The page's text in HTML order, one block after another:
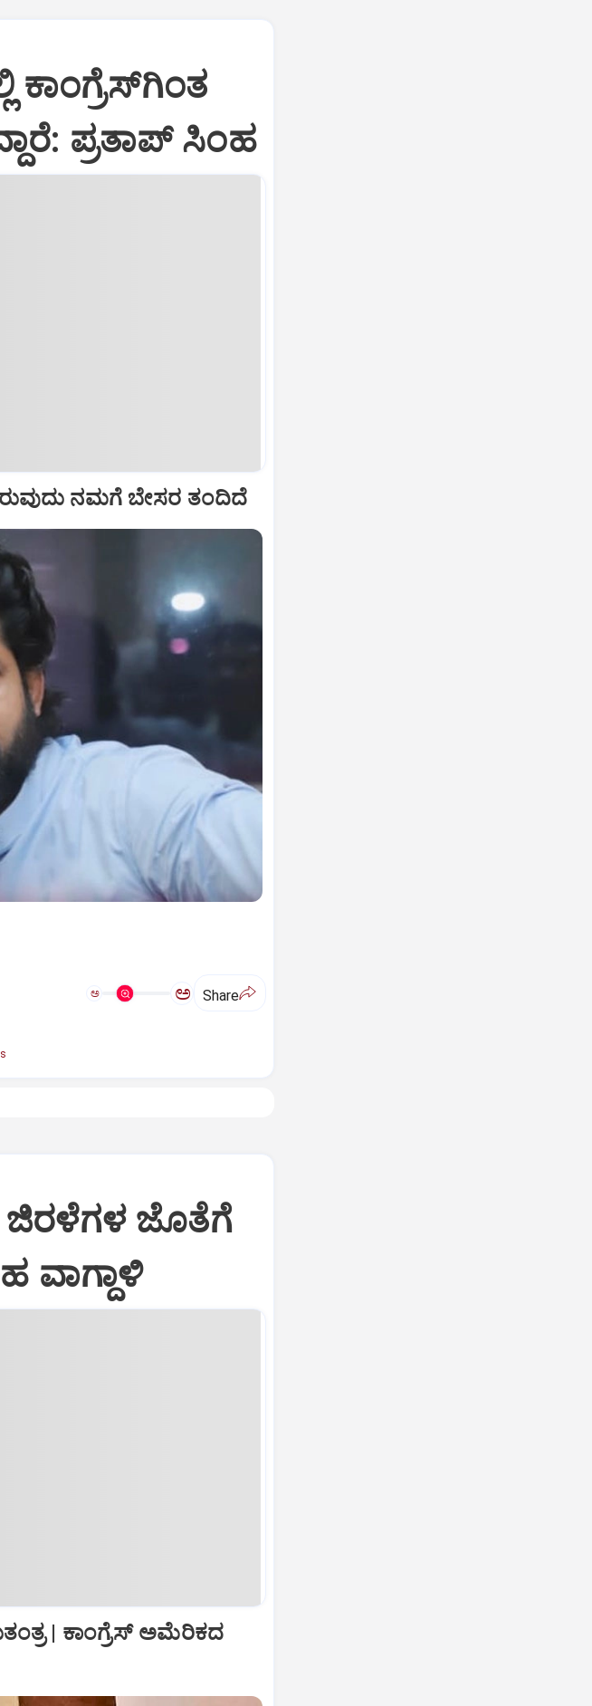
ಪ್ರತಾಪ್‌ ಸಿಂಹ
ನಮಗೆ ಬೇಸರ ತಂದಿದೆ
ಅ ಅ Share
ಜಿರಳೆಗಳ ಜೊತೆಗೆ
ವಾಗ್ದಾಳಿ
| ಕಾಂಗ್ರೆಸ್‌ ಅಮೆರಿಕದ